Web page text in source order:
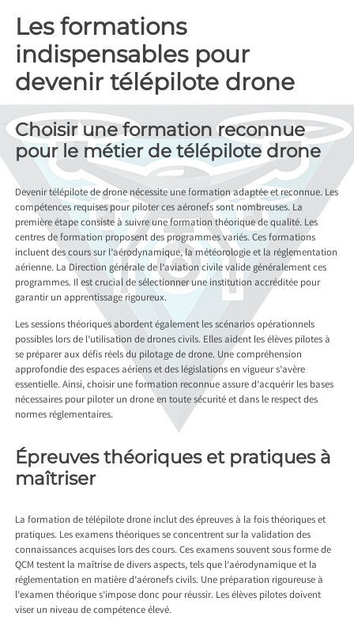
Les formations
indispensables pour
devenir télépilote drone
Choisir une formation reconnue
pour le métier de télépilote drone
Devenir télépilote de drone nécessite une formation adaptée et reconnue. Les
compétences requises pour piloter ces aéronefs sont nombreuses. La
première étape consiste à suivre une formation théorique de qualité. Les
centres de formation proposent des programmes variés. Ces formations
incluent des cours sur l’aérodynamique, la météorologie et la réglementation
aérienne. La Direction générale de l’aviation civile valide généralement ces
programmes. Il est crucial de sélectionner une institution accréditée pour
garantir un apprentissage rigoureux.
Les sessions théoriques abordent également les scénarios opérationnels
possibles lors de l’utilisation de drones civils. Elles aident les élèves pilotes à
se préparer aux défis réels du pilotage de drone. Une compréhension
approfondie des espaces aériens et des législations en vigueur s’avère
essentielle. Ainsi, choisir une formation reconnue assure d’acquérir les bases
nécessaires pour piloter un drone en toute sécurité et dans le respect des
normes réglementaires.
Épreuves théoriques et pratiques à
maîtriser
La formation de télépilote drone inclut des épreuves à la fois théoriques et
pratiques. Les examens théoriques se concentrent sur la validation des
connaissances acquises lors des cours. Ces examens souvent sous forme de
QCM testent la maîtrise de divers aspects, tels que l’aérodynamique et la
réglementation en matière d’aéronefs civils. Une préparation rigoureuse à
l’examen théorique s’impose donc pour réussir. Les élèves pilotes doivent
viser un niveau de compétence élevé.